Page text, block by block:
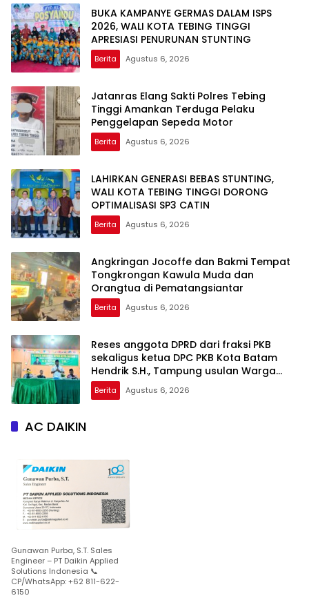
BUKA KAMPANYE GERMAS DALAM ISPS
2026, WALI KOTA TEBING TINGGI
APRESIASI PENURUNAN STUNTING
Berita Agustus 6, 2026
Jatanras Elang Sakti Polres Tebing
Tinggi Amankan Terduga Pelaku
Penggelapan Sepeda Motor
Berita Agustus 6, 2026
LAHIRKAN GENERASI BEBAS STUNTING,
WALI KOTA TEBING TINGGI DORONG
OPTIMALISASI SP3 CATIN
Berita Agustus 6, 2026
Angkringan Jocoffe dan Bakmi Tempat
Tongkrongan Kawula Muda dan
Orangtua di Pematangsiantar
Berita Agustus 6, 2026
Reses anggota DPRD dari fraksi PKB
sekaligus ketua DPC PKB Kota Batam
Hendrik S.H., Tampung usulan Warga
Patam Indah Minta Jalan, Ambulans, dan
Sarana Olahraga
Berita Agustus 6, 2026
AC DAIKIN
Gunawan Purba, S.T. Sales
Engineer – PT Daikin Applied
Solutions Indonesia 📞
CP/WhatsApp: +62 811-622-
6150